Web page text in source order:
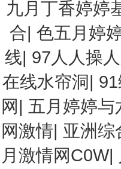
九月丁香婷婷
合|色五月婷
线| 97人人操
在线水帘洞|
网| 五月婷婷与
网激情| 亚洲综
月激情网C0W|